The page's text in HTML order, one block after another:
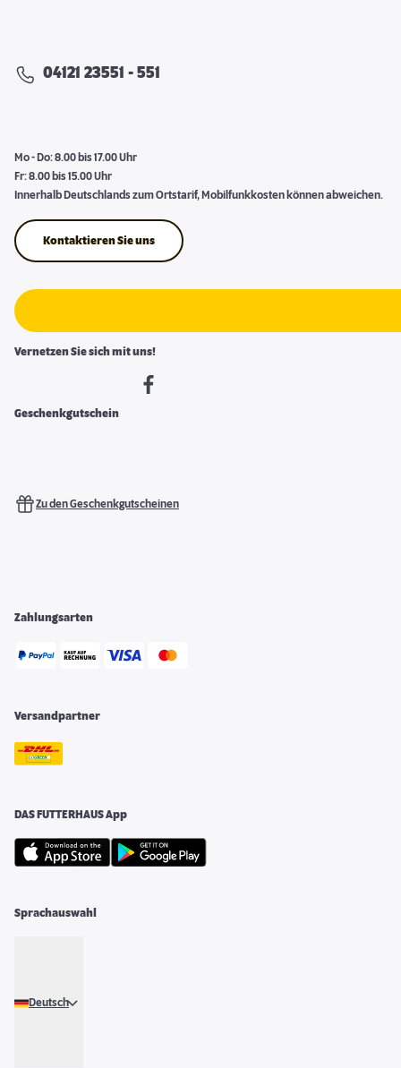
04121 23551 - 551
Mo - Do: 8.00 bis 17.00 Uhr
Fr: 8.00 bis 15.00 Uhr
Innerhalb Deutschlands zum Ortstarif, Mobilfunkkosten können abweichen.
Kontaktieren Sie uns
Vernetzen Sie sich mit uns!
Geschenkgutschein
Zu den Geschenkgutscheinen
Zahlungsarten
Versandpartner
DAS FUTTERHAUS App
Sprachauswahl
Deutsch